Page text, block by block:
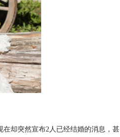
却突然宣布2人已经结婚的消息，甚